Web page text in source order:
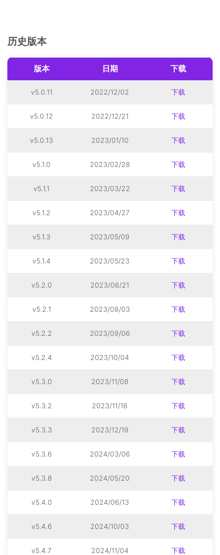
历史版本
版本 日期 下载
v5.0.11 2022/12/02 下载
v5.0.12 2022/12/21 下载
v5.0.13 2023/01/10 下载
v5.1.0 2023/02/28 下载
v5.1.1 2023/03/22 下载
v5.1.2 2023/04/27 下载
v5.1.3 2023/05/09 下载
v5.1.4 2023/05/23 下载
v5.2.0 2023/06/21 下载
v5.2.1 2023/08/03 下载
v5.2.2 2023/09/06 下载
v5.2.4 2023/10/04 下载
v5.3.0 2023/11/08 下载
v5.3.2 2023/11/16 下载
v5.3.3 2023/12/19 下载
v5.3.6 2024/03/06 下载
v5.3.8 2024/05/20 下载
v5.4.0 2024/06/13 下载
v5.4.6 2024/10/03 下载
v5.4.7 2024/11/04 下载